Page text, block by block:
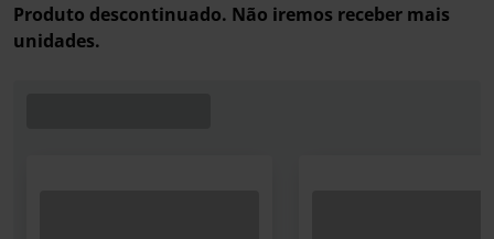
Produto descontinuado. Não iremos receber mais
unidades.